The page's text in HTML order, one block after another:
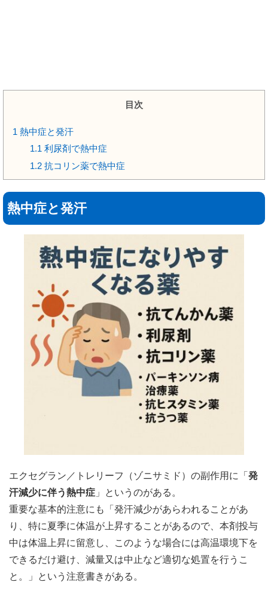
目次
1 熱中症と発汗
1.1 利尿剤で熱中症
1.2抗コリン薬で熱中症
熱中症と発汗
エクセグラン／トレリーフ（ゾニサミド）の副作用に「 発
汗減少に伴う熱中症 」というのがある。
重要な基本的注意にも「発汗減少があらわれることがあ
り、特に夏季に体温が上昇することがあるので、本剤投与
中は体温上昇に留意し、このような場合には高温環境下を
できるだけ避け、減量又は中止など適切な処置を行うこ
と。」という注意書きがある。